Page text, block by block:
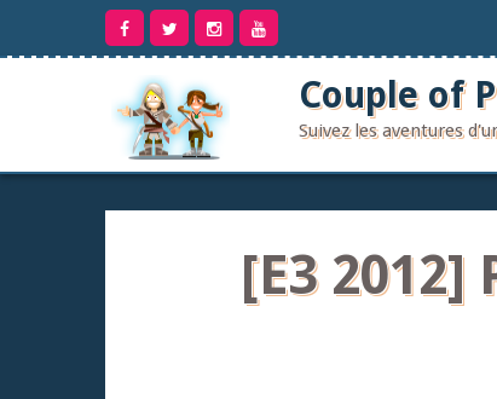
contenu
Couple of
Suivez les aventures
[E3 2012]